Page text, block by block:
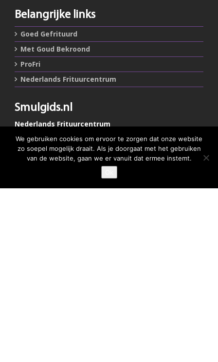
Belangrijke links
Goed Gefrituurd
Met Goud Bekroond
ProFri
Nederlands Frituurcentrum
Smulgids.nl
Nederlands Frituurcentrum
5502 JW Veldhoven
We gebruiken cookies om ervoor te zorgen dat onze website
zo soepel mogelijk draait. Als je doorgaat met het gebruiken
van de website, gaan we er vanuit dat ermee instemt.